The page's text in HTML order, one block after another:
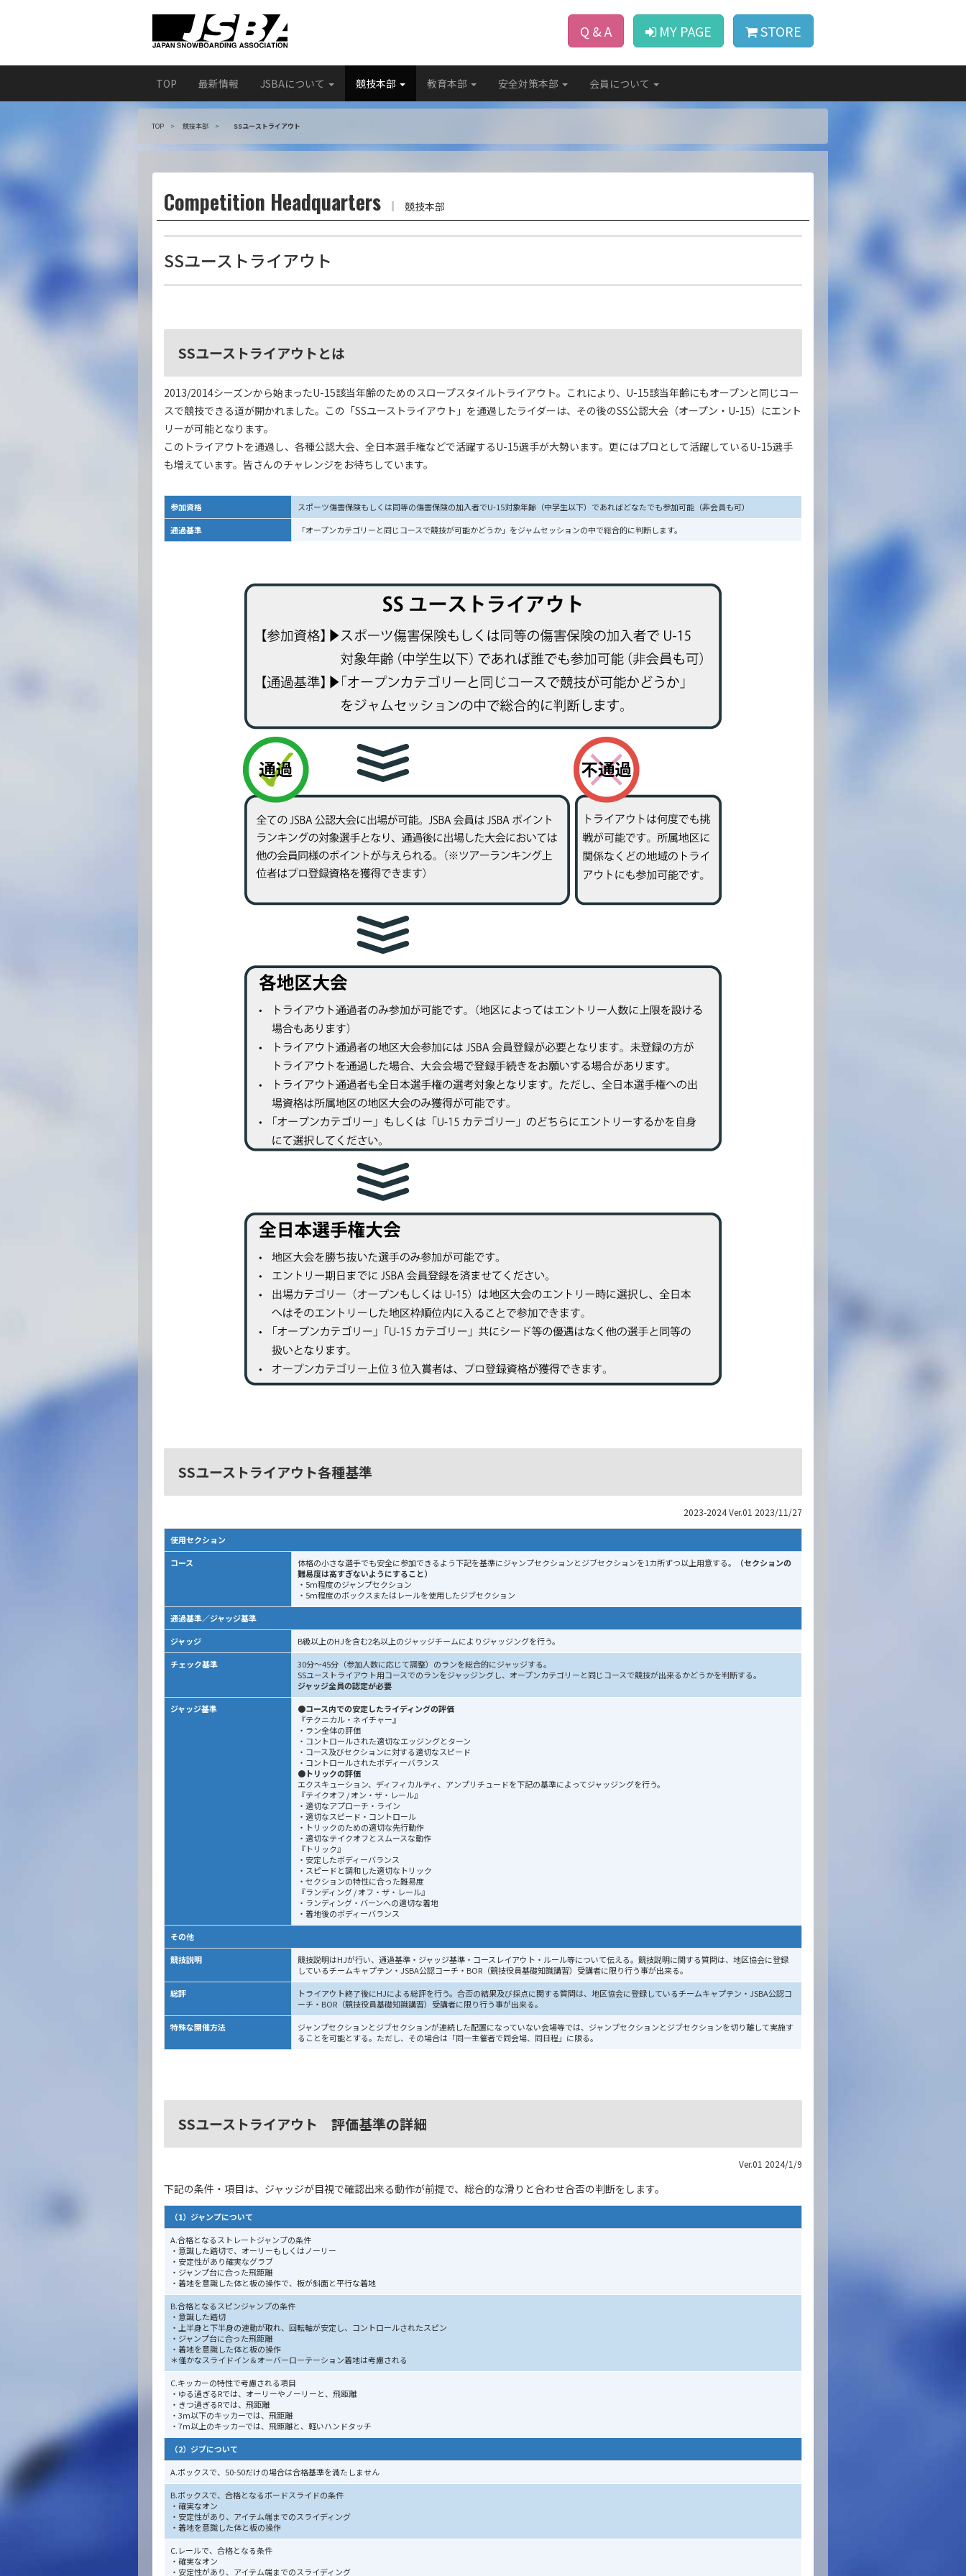
Q & A MY PAGE STORE
TOP 最新情報 JSBAについて 競技本部 教育本部 安全対策本部 会員について
TOP 競技本部 SSユーストライアウト
Competition Headquarters 競技本部
SSユーストライアウト
SSユーストライアウトとは
2013/2014シーズンから始まったU-15該当年齢のためのスロープスタイルトライアウト。これにより、U-15該当年齢にもオープンと同じコー
スで競技できる道が開かれました。この「SSユーストライアウト」を通過したライダーは、その後のSS公認大会（オープン・U-15）にエント
リーが可能となります。
このトライアウトを通過し、各種公認大会、全日本選手権などで活躍するU-15選手が大勢います。更にはプロとして活躍しているU-15選手
も増えています。皆さんのチャレンジをお待ちしています。
参加資格
スポーツ傷害保険もしくは同等の傷害保険の加入者でU-15対象年齢（中学生以下）であればどなたでも参加可能（非会員も可）
通過基準
「オープンカテゴリーと同じコースで競技が可能かどうか」をジャムセッションの中で総合的に判断します。
SSユーストライアウト各種基準
2023-2024 Ver.01 2023/11/27
使用セクション
コース
体格の小さな選手でも安全に参加できるよう下記を基準にジャンプセクションとジブセクションを1カ所ずつ以上用意する。
（セクションの
難易度は高すぎないようにすること）
・5m程度のジャンプセクション
・5m程度のボックスまたはレールを使用したジブセクション
通過基準／ジャッジ基準
ジャッジ
B級以上のHJを含む2名以上のジャッジチームによりジャッジングを行う。
チェック基準
30分～45分（参加人数に応じて調整）のランを総合的にジャッジする。
SSユーストライアウト用コースでのランをジャッジングし、オープンカテゴリーと同じコースで競技が出来るかどうかを判断する。
ジャッジ全員の認定が必要
ジャッジ基準
●コース内での安定したライディングの評価
『テクニカル・ネイチャー』
・ラン全体の評価
・コントロールされた適切なエッジングとターン
・コース及びセクションに対する適切なスピード
・コントロールされたボディーバランス
●トリックの評価
エクスキューション、ディフィカルティ、アンプリチュードを下記の基準によってジャッジングを行う。
『テイクオフ / オン・ザ・レール』
・適切なアプローチ・ライン
・適切なスピード・コントロール
・トリックのための適切な先行動作
・適切なテイクオフとスムースな動作
『トリック』
・安定したボディーバランス
・スピードと調和した適切なトリック
・セクションの特性に合った難易度
『ランディング / オフ・ザ・レール』
・ランディング・バーンへの適切な着地
・着地後のボディーバランス
その他
競技説明
競技説明はHJが行い、通過基準・ジャッジ基準・コースレイアウト・ルール等について伝える。競技説明に関する質問は、地区協会に登録
しているチームキャプテン・JSBA公認コーチ・BOR（競技役員基礎知識講習）受講者に限り行う事が出来る。
総評
トライアウト終了後にHJによる総評を行う。合否の結果及び採点に関する質問は、地区協会に登録しているチームキャプテン・JSBA公認コ
ーチ・BOR（競技役員基礎知識講習）受講者に限り行う事が出来る。
特殊な開催方法
ジャンプセクションとジブセクションが連続した配置になっていない会場等では、ジャンプセクションとジブセクションを切り離して実施す
ることを可能とする。ただし、その場合は「同一主催者で同会場、同日程」に限る。
SSユーストライアウト 評価基準の詳細
Ver.01 2024/1/9
下記の条件・項目は、ジャッジが目視で確認出来る動作が前提で、総合的な滑りと合わせ合否の判断をします。
（1）ジャンプについて
A.合格となるストレートジャンプの条件
・意識した踏切で、オーリーもしくはノーリー
・安定性があり確実なグラブ
・ジャンプ台に合った飛距離
・着地を意識した体と板の操作で、板が斜面と平行な着地
B.合格となるスピンジャンプの条件
・意識した踏切
・上半身と下半身の連動が取れ、回転軸が安定し、コントロールされたスピン
・ジャンプ台に合った飛距離
・着地を意識した体と板の操作
＊僅かなスライドイン＆オーバーローテーション着地は考慮される
C.キッカーの特性で考慮される項目
・ゆる過ぎるRでは、オーリーやノーリーと、飛距離
・きつ過ぎるRでは、飛距離
・3m以下のキッカーでは、飛距離
・7m以上のキッカーでは、飛距離と、軽いハンドタッチ
（2）ジブについて
A.ボックスで、50-50だけの場合は合格基準を満たしません
B.ボックスで、合格となるボードスライドの条件
・確実なオン
・安定性があり、アイテム端までのスライディング
・着地を意識した体と板の操作
C.レールで、合格となる条件
・確実なオン
・安定性があり、アイテム端までのスライディング